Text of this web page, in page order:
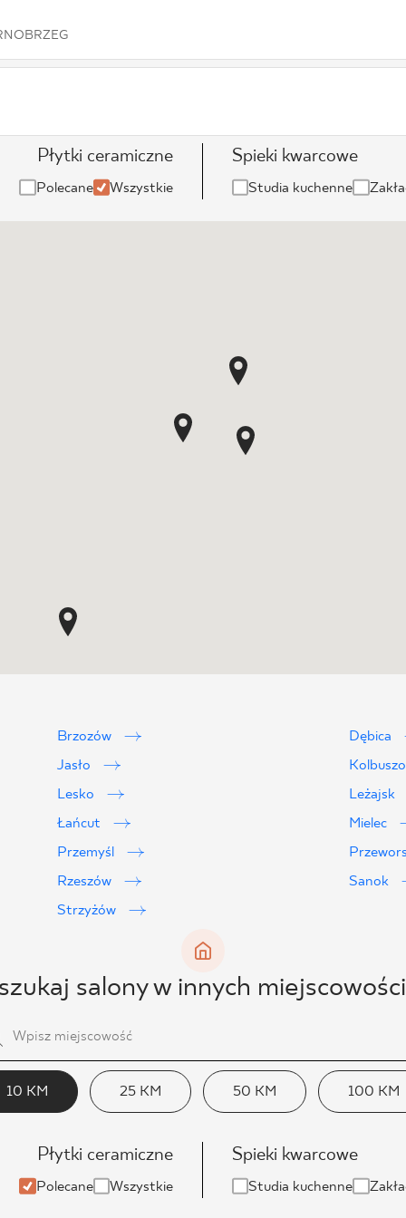
Płytki ceramiczne
Polecane Wszystkie
Spieki kwarcowe
Studia kuchenne
Brzozów
Dębica
Jasło
Lesko
Leżajsk
Łańcut
Mielec
Przemyśl
Rzeszów
Sanok
Strzyżów
salony w innych
10 KM 25 KM 50 KM 100 KM
Płytki ceramiczne
Polecane Wszystkie
Spieki kwarcowe
Studia kuchenne